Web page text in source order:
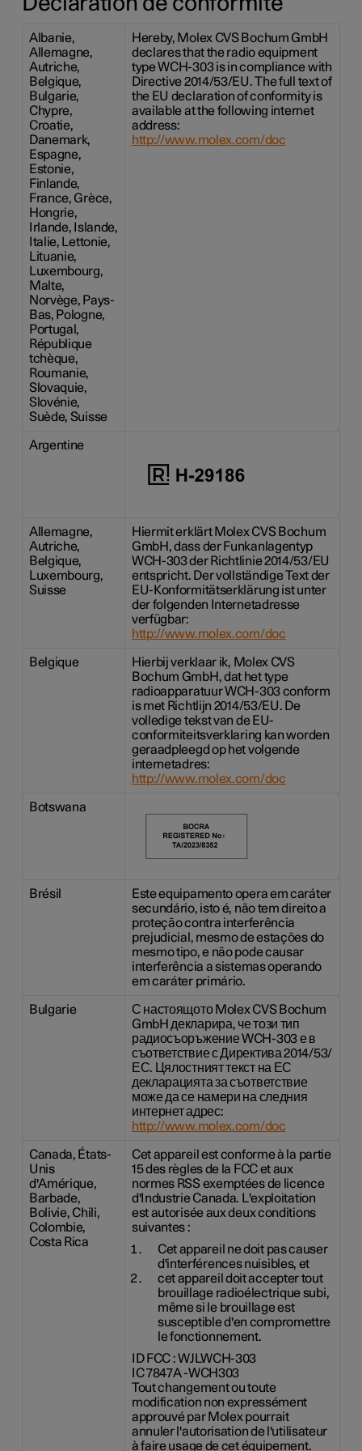
Albanie,
Allemagne,
Autriche,
Belgique,
Bulgarie,
Chypre,
Croatie,
Danemark,
Espagne,
Estonie,
Finlande,
France, Grèce,
Hongrie,
Irlande, Islande,
Italie, Lettonie,
Lituanie,
Luxembourg,
Malte,
Norvège, Pays-
Bas, Pologne,
Portugal,
République
tchèque,
Roumanie,
Slovaquie,
Slovénie,
Suède, Suisse
Hereby, Molex CVS Bochum GmbH
declares that the radio equipment
type WCH-303 is in compliance with
Directive 2014/53/EU. The full text of
the EU declaration of conformity is
available at the following internet
address:
http://www.molex.com/doc
Argentine
Allemagne,
Autriche,
Belgique,
Luxembourg,
Suisse
Hiermit erklärt Molex CVS Bochum
GmbH, dass der Funkanlagentyp
WCH-303 der Richtlinie 2014/53/EU
entspricht. Der vollständige Text der
EU-Konformitätserklärung ist unter
der folgenden Internetadresse
verfügbar:
http://www.molex.com/doc
Belgique
Hierbij verklaar ik, Molex CVS
Bochum GmbH, dat het type
radioapparatuur WCH-303 conform
is met Richtlijn 2014/53/EU. De
volledige tekst van de EU-
conformiteitsverklaring kan worden
geraadpleegd op het volgende
internetadres:
http://www.molex.com/doc
Botswana
Brésil
Este equipamento opera em caráter
secundário, isto é, não tem direito a
proteção contra interferência
prejudicial, mesmo de estações do
mesmo tipo, e não pode causar
interferência a sistemas operando
em caráter primário.
Bulgarie
С настоящото Molex CVS Bochum
GmbH декларира, че този тип
радиосъоръжение WCH-303 е в
съответствие с Директива 2014/53/
ЕС. Цялостният текст на ЕС
декларацията за съответствие
може да се намери на следния
интернет адрес:
http://www.molex.com/doc
Canada, États-
Unis
d'Amérique,
Barbade,
Bolivie, Chili,
Colombie,
Costa Rica
Cet appareil est conforme à la partie
15 des règles de la FCC et aux
normes RSS exemptées de licence
d'Industrie Canada. L'exploitation
est autorisée aux deux conditions
suivantes :
Cet appareil ne doit pas causer
d'interférences nuisibles, et
cet appareil doit accepter tout
brouillage radioélectrique subi,
même si le brouillage est
susceptible d'en compromettre
le fonctionnement.
ID FCC : WJLWCH-303
IC 7847A -WCH303
Tout changement ou toute
modification non expressément
approuvé par Molex pourrait
annuler l'autorisation de l'utilisateur
à faire usage de cet équipement.